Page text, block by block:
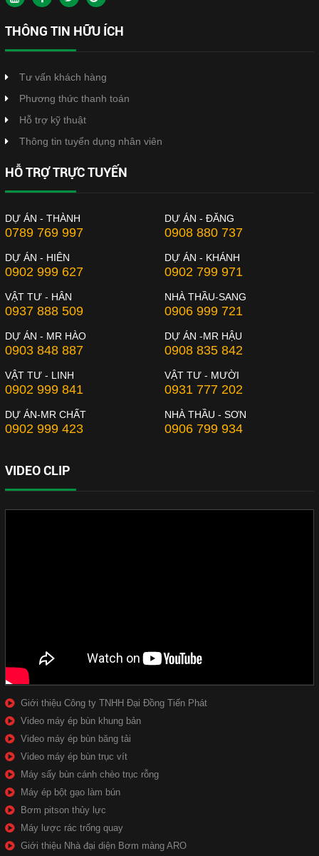
THÔNG TIN HỮU ÍCH
Tư vấn khách hàng
Phương thức thanh toán
Hỗ trợ kỹ thuật
Thông tin tuyển dụng nhân viên
HỖ TRỢ TRỰC TUYẾN
DỰ ÁN - THÀNH
0789 769 997
DỰ ÁN - ĐĂNG
0908 880 737
DỰ ÁN - HIÊN
0902 999 627
DỰ ÁN - KHÁNH
0902 799 971
VẬT TƯ - HÂN
0937 888 509
NHÀ THẦU-SANG
0906 999 721
DỰ ÁN - MR HÀO
0903 848 887
DỰ ÁN -MR HẬU
0908 835 842
VẬT TƯ - LINH
0902 999 841
VẬT TƯ - MƯỜI
0931 777 202
DỰ ÁN-MR CHẤT
0902 999 423
NHÀ THẦU - SƠN
0906 799 934
VIDEO CLIP
Giới thiệu Công ty TNHH Đại Đồng Tiến Phát
Video máy ép bùn khung bản
Video máy ép bùn băng tải
Video máy ép bùn trục vít
Máy sấy bùn cánh chèo trục rỗng
Máy ép bột gạo làm bún
Bơm pitson thủy lực
Máy lược rác trống quay
Giới thiệu Nhà đại diện Bơm màng ARO